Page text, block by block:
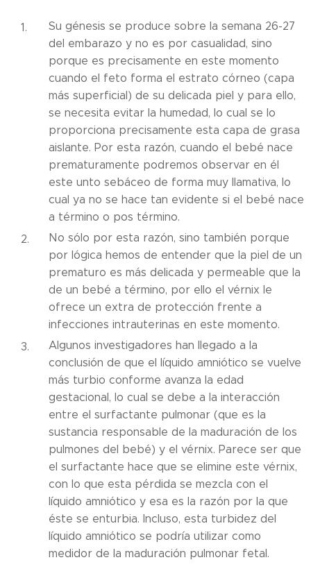
Su génesis se produce sobre la semana 26-27
del embarazo y no es por casualidad, sino
porque es precisamente en este momento
cuando el feto forma el estrato córneo (capa
más superficial) de su delicada piel y para ello,
se necesita evitar la humedad, lo cual se lo
proporciona precisamente esta capa de grasa
aislante. Por esta razón, cuando el bebé nace
prematuramente podremos observar en él
este unto sebáceo de forma muy llamativa, lo
cual ya no se hace tan evidente si el bebé nace
a término o pos término.
No sólo por esta razón, sino también porque
por lógica hemos de entender que la piel de un
prematuro es más delicada y permeable que la
de un bebé a término, por ello el vérnix le
ofrece un extra de protección frente a
infecciones intrauterinas en este momento.
Algunos investigadores han llegado a la
conclusión de que el líquido amniótico se vuelve
más turbio conforme avanza la edad
gestacional, lo cual se debe a la interacción
entre el surfactante pulmonar (que es la
sustancia responsable de la maduración de los
pulmones del bebé) y el vérnix. Parece ser que
el surfactante hace que se elimine este vérnix,
con lo que esta pérdida se mezcla con el
líquido amniótico y esa es la razón por la que
éste se enturbia. Incluso, esta turbidez del
líquido amniótico se podría utilizar como
medidor de la maduración pulmonar fetal.